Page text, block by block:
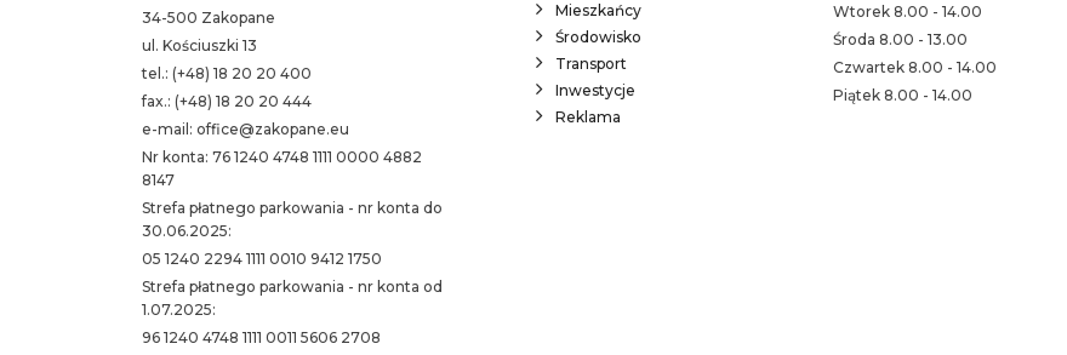
34-500 Zakopane
ul. Kościuszki 13
tel.: (+48) 18 20 20 400
fax.: (+48) 18 20 20 444
e-mail: office@zakopane.eu
Nr konta: 76 1240 4748 1111 0000 4882
8147
Strefa płatnego parkowania - nr konta do
30.06.2025:
05 1240 2294 1111 0010 9412 1750
Strefa płatnego parkowania - nr konta od
1.07.2025:
96 1240 4748 1111 0011 5606 2708
Mieszkańcy
Środowisko
Transport
Inwestycje
Reklama
Wtorek 8.00 - 14.00
Środa 8.00 - 13.00
Czwartek 8.00 - 14.00
Piątek 8.00 - 14.00